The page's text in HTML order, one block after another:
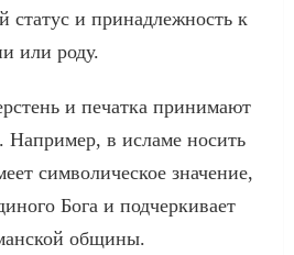
статус и принадлежность к
или роду.
и печатка принимают
Например, в исламе носить
символическое значение,
Бога и подчеркивает
общины.